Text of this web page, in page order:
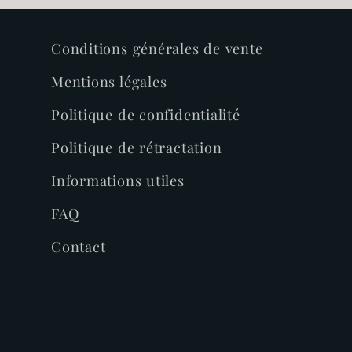
Conditions générales de vente
Mentions légales
Politique de confidentialité
Politique de rétractation
Informations utiles
FAQ
Contact